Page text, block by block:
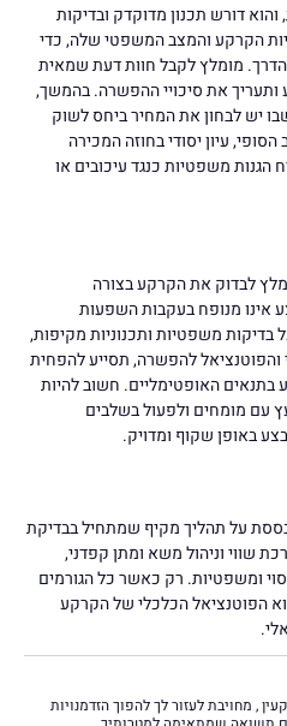
דורש תכנון מדוקדק ובדיקות
הקרקע והמצב המשפטי שלה, כדי
מומלץ לקבל חוות דעת שמאית
את סיכויי ההפשרה. בהמשך,
יש לבחון את המחיר ביחס לשוק
עיון יסודי בחוזה המכירה
הגנות משפטיות כנגד עיכובים או
לבדוק את הקרקע בצורה
אינו מנופח בעקבות השפעות
בדיקות משפטיות ותכנוניות מקיפות,
להפשרה, תסייע להפחית
בתנאים האופטימליים. חשוב להיות
עם מומחים ולפעול בשלבים
באופן שקוף ומדויק.
על תהליך מקיף שמתחיל בבדיקת
שווי וניהול משא ומתן קפדני,
ומשפטיות. רק כאשר כל הגורמים
הפוטנציאל הכלכלי של הקרקע
, מחויבת לעזור לך להפוך הזדמנויות